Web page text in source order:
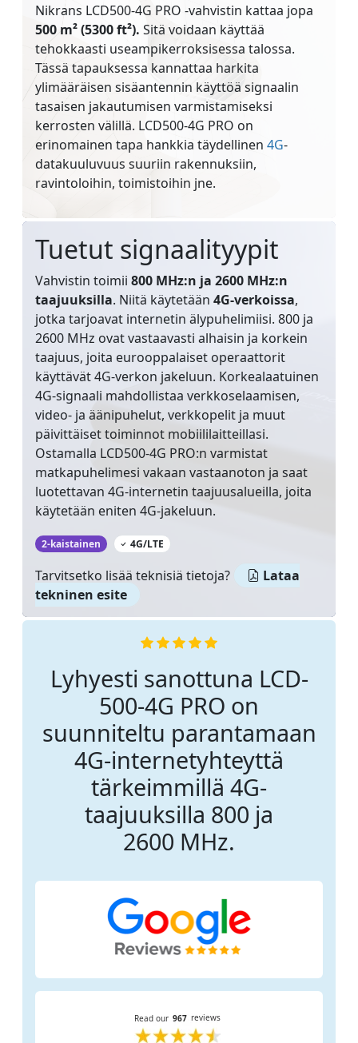
Nikrans LCD500-4G PRO -vahvistin kattaa jopa
500 m² (5300 ft²). Sitä voidaan käyttää
tehokkaasti useampikerroksisessa talossa.
Tässä tapauksessa kannattaa harkita
ylimääräisen sisäantennin käyttöä signaalin
tasaisen jakautumisen varmistamiseksi
kerrosten välillä. LCD500-4G PRO on
erinomainen tapa hankkia täydellinen 4G-
datakuuluvuus suuriin rakennuksiin,
ravintoloihin, toimistoihin jne.
Tuetut signaalityypit
Vahvistin toimii 800 MHz:n ja 2600 MHz:n
taajuuksilla. Niitä käytetään 4G-verkoissa,
jotka tarjoavat internetin älypuhelimiisi. 800 ja
2600 MHz ovat vastaavasti alhaisin ja korkein
taajuus, joita eurooppalaiset operaattorit
käyttävät 4G-verkon jakeluun. Korkealaatuinen
4G-signaali mahdollistaa verkkoselaamisen,
video- ja äänipuhelut, verkkopelit ja muut
päivittäiset toiminnot mobiililaitteillasi.
Ostamalla LCD500-4G PRO:n varmistat
matkapuhelimesi vakaan vastaanoton ja saat
luotettavan 4G-internetin taajuusalueilla, joita
käytetään eniten 4G-jakeluun.
2-kaistainen ‌ 4G/LTE
Tarvitsetko lisää teknisiä tietoja?
Lataa
tekninen esite
Lyhyesti sanottuna LCD-
500-4G PRO on
suunniteltu parantamaan
4G-internetyhteyttä
tärkeimmillä 4G-
taajuuksilla 800 ja
2600 MHz.